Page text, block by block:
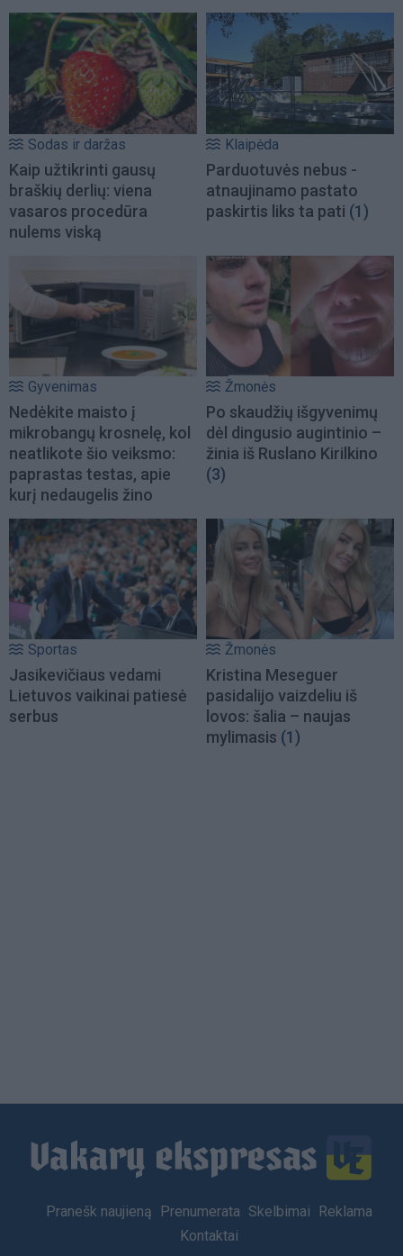
Sodas ir daržas
Kaip užtikrinti gausų
braškių derlių: viena
vasaros procedūra
nulems viską
Klaipėda
Parduotuvės nebus -
atnaujinamo pastato
paskirtis liks ta pati (1)
Gyvenimas
Nedėkite maisto į
mikrobangų krosnelę, kol
neatlikote šio veiksmo:
paprastas testas, apie
kurį nedaugelis žino
Žmonės
Po skaudžių išgyvenimų
dėl dingusio augintinio –
žinia iš Ruslano Kirilkino
(3)
Sportas
Jasikevičiaus vedami
Lietuvos vaikinai patiesė
serbus
Žmonės
Kristina Meseguer
pasidalijo vaizdeliu iš
lovos: šalia – naujas
mylimasis (1)
Footer
Pranešk naujieną Prenumerata Skelbimai
Reklama
Kontaktai